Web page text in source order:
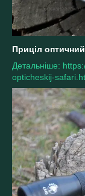
Приціл
Детальніше:
opticheskij-